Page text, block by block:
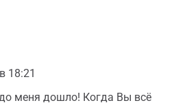
18:21
меня дошло! Когда Вы всё